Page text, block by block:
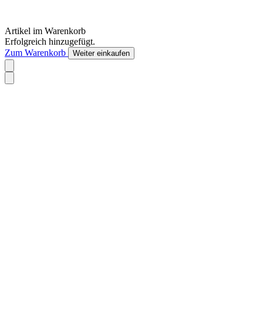
Artikel im Warenkorb
Erfolgreich hinzugefügt.
Zum Warenkorb
Weiter einkaufen